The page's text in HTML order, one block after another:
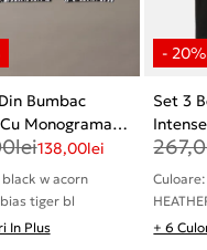
Bumbac
Monograma
lei138,00lei
w acorn
tiger bl
In Plus
Set 3
Culoare:
+ 6